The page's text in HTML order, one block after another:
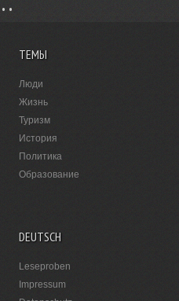
ТЕМЫ
Люди
Жизнь
Туризм
История
Политика
Образование
DEUTSCH
Leseproben
Impressum